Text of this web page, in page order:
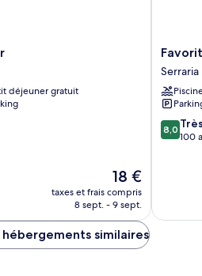
déjeuner gratuit
Le
nouveau
prix
de
18 €
taxes et frais compris
8 sept. - 9 sept.
Favorita
Golden
Hotel
e
Eventos
Serraria
Serraria
8.0
sur
8,0
100
similaires